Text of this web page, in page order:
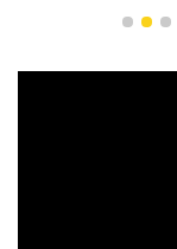
1 2 3